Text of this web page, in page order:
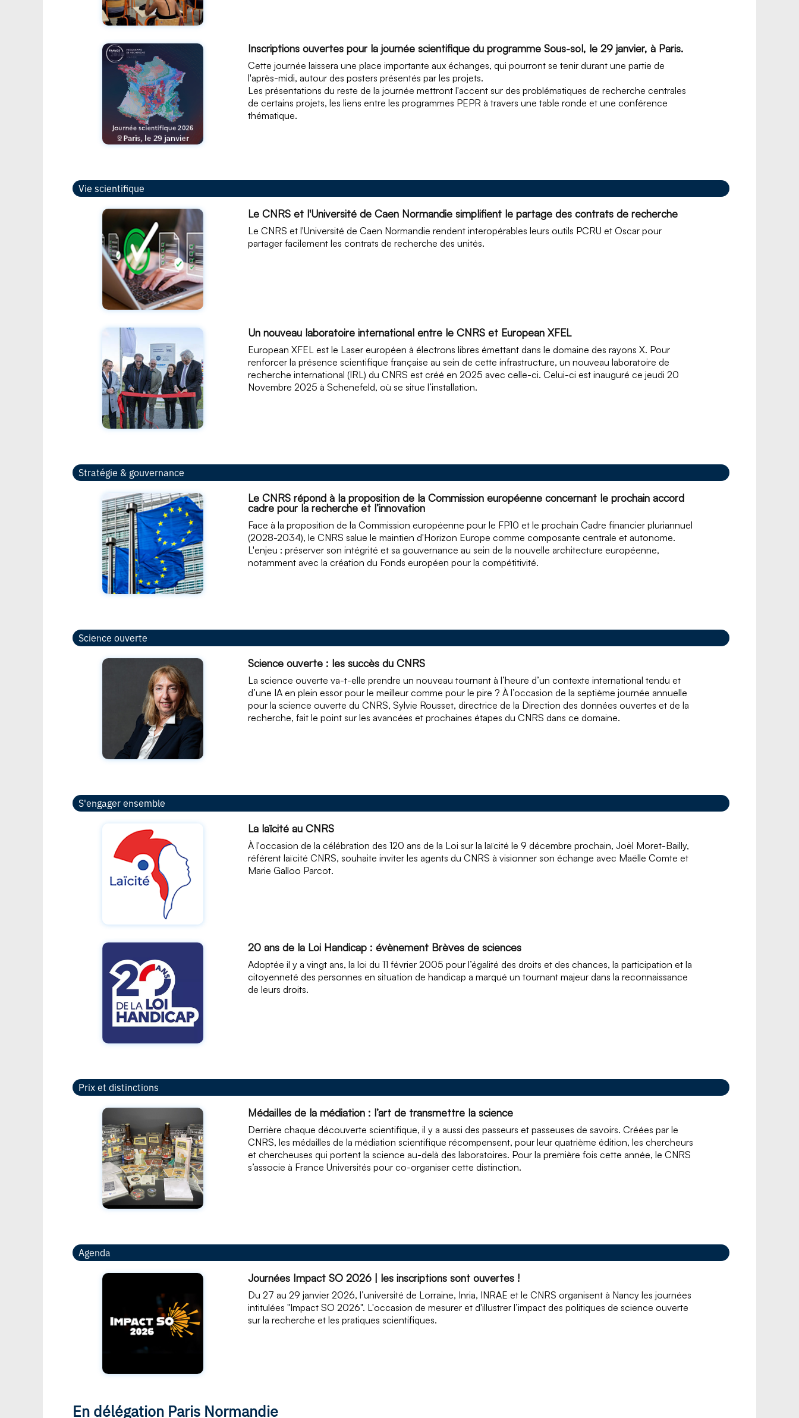
Inscriptions ouvertes pour la journée scientifique du programme Sous-sol, le 29 janvier, à Paris.
Cette journée laissera une place importante aux échanges, qui pourront se tenir durant une partie de
l'après-midi, autour des posters présentés par les projets.
Les présentations du reste de la journée mettront l'accent sur des problématiques de recherche centrales
de certains projets, les liens entre les programmes PEPR à travers une table ronde et une conférence
thématique.
Vie scientifique
Le CNRS et l'Université de Caen Normandie simplifient le partage des contrats de recherche
Le CNRS et l'Université de Caen Normandie rendent interopérables leurs outils PCRU et Oscar pour
partager facilement les contrats de recherche des unités.
Un nouveau laboratoire international entre le CNRS et European XFEL
European XFEL est le Laser européen à électrons libres émettant dans le domaine des rayons X. Pour
renforcer la présence scientifique française au sein de cette infrastructure, un nouveau laboratoire de
recherche international (IRL) du CNRS est créé en 2025 avec celle-ci. Celui-ci est inauguré ce jeudi 20
Novembre 2025 à Schenefeld, où se situe l’installation.
Stratégie & gouvernance
Le CNRS répond à la proposition de la Commission européenne concernant le prochain accord
cadre pour la recherche et l’innovation
Face à la proposition de la Commission européenne pour le FP10 et le prochain Cadre financier pluriannuel
(2028-2034), le CNRS salue le maintien d'Horizon Europe comme composante centrale et autonome.
L'enjeu : préserver son intégrité et sa gouvernance au sein de la nouvelle architecture européenne,
notamment avec la création du Fonds européen pour la compétitivité.
Science ouverte
Science ouverte : les succès du CNRS
La science ouverte va-t-elle prendre un nouveau tournant à l’heure d’un contexte international tendu et
d’une IA en plein essor pour le meilleur comme pour le pire ? À l’occasion de la septième journée annuelle
pour la science ouverte du CNRS, Sylvie Rousset, directrice de la Direction des données ouvertes et de la
recherche, fait le point sur les avancées et prochaines étapes du CNRS dans ce domaine.
S'engager ensemble
La laïcité au CNRS
À l'occasion de la célébration des 120 ans de la Loi sur la laïcité le 9 décembre prochain, Joël Moret-Bailly,
référent laïcité CNRS, souhaite inviter les agents du CNRS à visionner son échange avec Maëlle Comte et
Marie Galloo Parcot.
20 ans de la Loi Handicap : évènement Brèves de sciences
Adoptée il y a vingt ans, la loi du 11 février 2005 pour l’égalité des droits et des chances, la participation et la
citoyenneté des personnes en situation de handicap a marqué un tournant majeur dans la reconnaissance
de leurs droits.
Prix et distinctions
Médailles de la médiation : l’art de transmettre la science
Derrière chaque découverte scientifique, il y a aussi des passeurs et passeuses de savoirs. Créées par le
CNRS, les médailles de la médiation scientifique récompensent, pour leur quatrième édition, les chercheurs
et chercheuses qui portent la science au-delà des laboratoires. Pour la première fois cette année, le CNRS
s’associe à France Universités pour co-organiser cette distinction.
Agenda
Journées Impact SO 2026 | les inscriptions sont ouvertes !
Du 27 au 29 janvier 2026, l’université de Lorraine, Inria, INRAE et le CNRS organisent à Nancy les journées
intitulées "Impact SO 2026". L'occasion de mesurer et d'illustrer l’impact des politiques de science ouverte
sur la recherche et les pratiques scientifiques.
En délégation Paris Normandie